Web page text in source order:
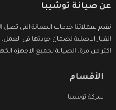
عن صيانة توشيبا
نقدم لعملائنا خدمات الصيانة التى
الغيار الاصلية لضمان جودتها فى
اكثر من مرة، الصيانة لجميع الاجهزة
الأقسام
شركة توشيبا